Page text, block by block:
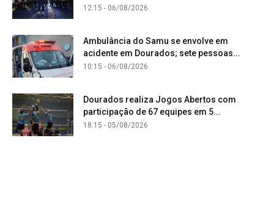
12:15 - 06/08/2026
Ambulância do Samu se envolve em
acidente em Dourados; sete pessoas...
10:15 - 06/08/2026
Dourados realiza Jogos Abertos com
participação de 67 equipes em 5...
18:15 - 05/08/2026